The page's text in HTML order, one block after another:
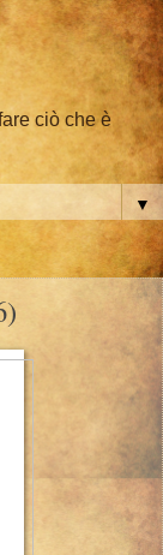
ciò che è
▼